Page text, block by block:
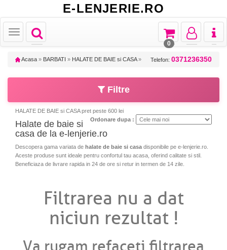
E-LENJERIE.RO
Toggle
navigation
Toggle
Toggle
navigation
Toggle
navigation
Toggle
navigation
0
Acasa » BARBATI » HALATE DE BAIE si CASA » Telefon: 0371236350
Filtre
HALATE DE BAIE si CASA pret peste 600 lei
Ordonare dupa :
Halate de baie si
casa de la e-lenjerie.ro
Descopera gama variata de halate de baie si casa disponibile pe e-lenjerie.ro.
Aceste produse sunt ideale pentru confortul tau acasa, oferind calitate si stil.
Beneficiaza de livrare rapida in 24 de ore si retur in termen de 14 zile.
Filtrarea nu a dat
niciun rezultat !